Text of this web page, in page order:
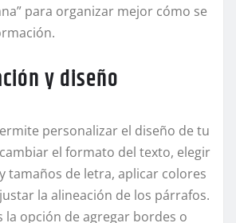
para organizar mejor cómo se
y diseño
personalizar el diseño de tu
el formato del texto, elegir
tamaños de letra, aplicar colores
la alineación de los párrafos.
la opción de agregar bordes o